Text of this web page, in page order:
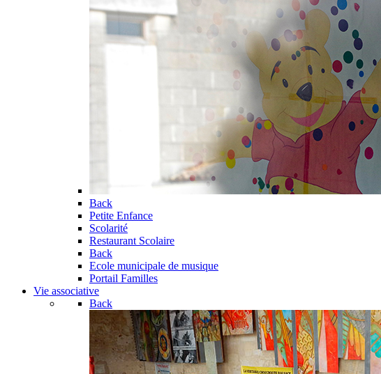
Back
Petite Enfance
Scolarité
Restaurant Scolaire
Back
Ecole municipale de musique
Portail Familles
Vie associative
Back